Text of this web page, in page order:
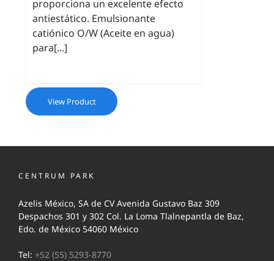
proporciona un excelente efecto
antiestático. Emulsionante
catiónico O/W (Aceite en agua)
para[...]
View Product
CENTRUM PARK
Azelis México, SA de CV Avenida Gustavo Baz 309
Despachos 301 y 302 Col. La Loma Tlalnepantla de Baz,
Edo. de México 54060 México
Tel: +52 (55) 5293-8770